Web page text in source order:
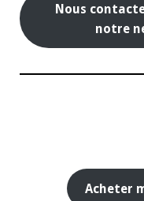
Nous
notre
Acheter